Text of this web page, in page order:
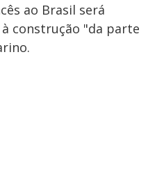
ao Brasil será
construção "da parte